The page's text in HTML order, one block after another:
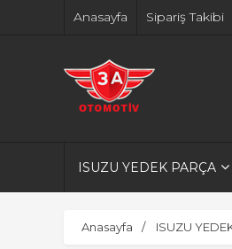
Anasayfa Sipariş Takibi
ISUZU YEDEK PARÇA
Anasayfa ISUZU